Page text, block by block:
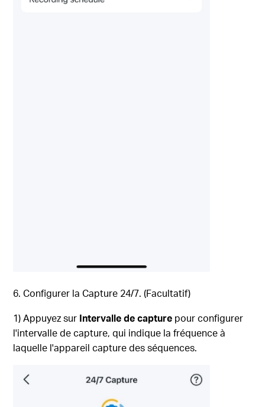
6. Configurer la Capture 24/7. (Facultatif)
1) Appuyez sur Intervalle de capture pour configurer
l'intervalle de capture, qui indique la fréquence à
laquelle l'appareil capture des séquences.